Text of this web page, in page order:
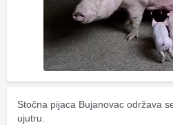
Stočna pijaca Bujanovac održava
ujutru.